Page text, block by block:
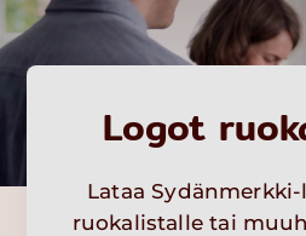
Logot
Lataa
ruokalistalle tai